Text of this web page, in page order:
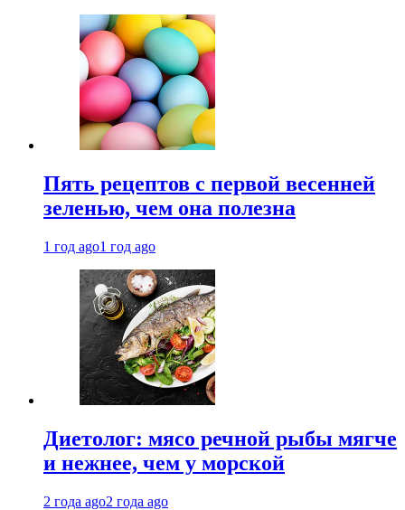
Пять рецептов с первой весенней
зеленью, чем она полезна
1 год ago1 год ago
Диетолог: мясо речной рыбы мягче
и нежнее, чем у морской
2 года ago2 года ago